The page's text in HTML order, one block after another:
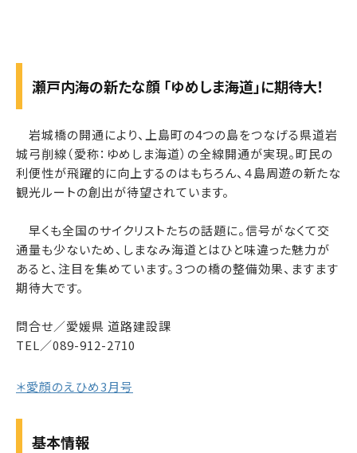
瀬戸内海の新たな顔 「ゆめしま海道」に期待大！
岩城橋の開通により、上島町の4つの島をつなげる県道岩
城弓削線（愛称：ゆめしま海道）の全線開通が実現。町民の
利便性が飛躍的に向上するのはもちろん、４島周遊の新たな
観光ルートの創出が待望されています。
早くも全国のサイクリストたちの話題に。信号がなくて交
通量も少ないため、しまなみ海道とはひと味違った魅力が
あると、注目を集めています。３つの橋の整備効果、ますます
期待大です。
問合せ／愛媛県 道路建設課
TEL／089-912-2710
＊愛顔のえひめ3月号
基本情報